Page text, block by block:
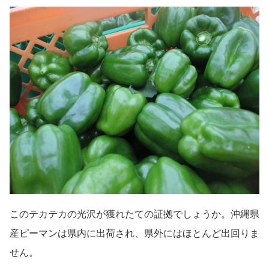
このテカテカの光沢が獲れたての証拠でしょうか。沖縄県
産ピーマンは県内に出荷され、県外にはほとんど出回りま
せん。